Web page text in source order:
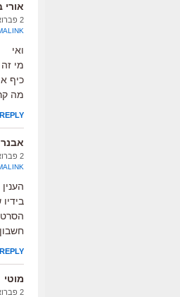
אורי
2 פברואר 2010 at 15:12
ואי
מי זה
כיף
מה קרה
REPLY
אבנר
2 פברואר 2010 at 15:12
REPLY
מוטי
2 פברואר 2010 at 15:30